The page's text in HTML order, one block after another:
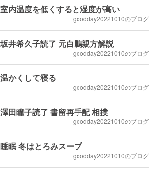
室内温度を低くすると湿度が高い
goodday20221010のブログ
坂井希久子読了 元白鵬親方解説
goodday20221010のブログ
温かくして寝る
goodday20221010のブログ
澤田瞳子読了 書留再手配 相撲
goodday20221010のブログ
睡眠 冬はとろみスープ
goodday20221010のブログ